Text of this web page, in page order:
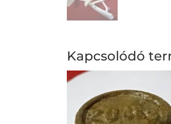
Kapcsolódó